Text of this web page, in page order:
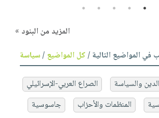
1
2
3
4
5
المزيد من البنود »
المواضيع التالية /كل المواضيع/سياسة
الدين والسياسة
الصراع العربي-الإسرائيلي
المنظمات والأحزاب
جاسوسية